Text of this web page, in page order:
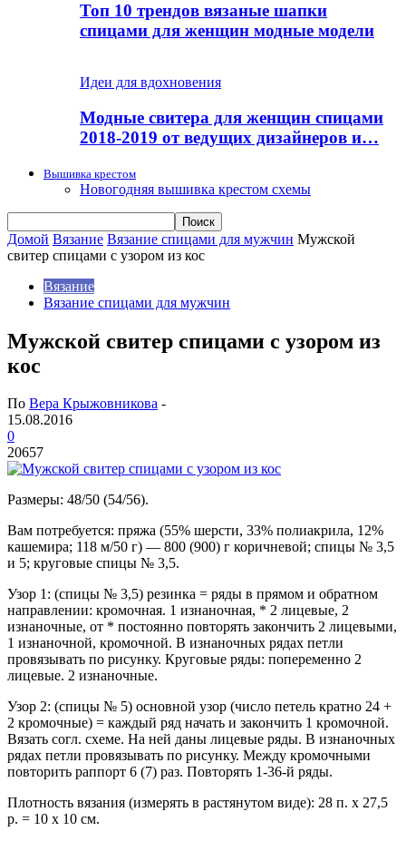
Топ 10 трендов вязаные шапки
спицами для женщин модные модели
Идеи для вдохновения
Модные свитера для женщин спицами
2018-2019 от ведущих дизайнеров и…
Вышивка крестом
Новогодняя вышивка крестом схемы
Домой Вязание Вязание спицами для мужчин Мужской
свитер спицами с узором из кос
Вязание
Вязание спицами для мужчин
Мужской свитер спицами с узором из
кос
По Вера Крыжовникова -
15.08.2016
0
20657
Размеры: 48/50 (54/56).
Вам потребуется: пряжа (55% шерсти, 33% полиакрила, 12%
кашемира; 118 м/50 г) — 800 (900) г коричневой; спицы № 3,5
и 5; круговые спицы № 3,5.
Узор 1: (спицы № 3,5) резинка = ряды в прямом и обратном
направлении: кромочная. 1 изнаночная, * 2 лицевые, 2
изнаночные, от * постоянно повторять закончить 2 лицевыми,
1 изнаночной, кромочной. В изнаночных рядах петли
провязывать по рисунку. Круговые ряды: попеременно 2
лицевые. 2 изнаночные.
Узор 2: (спицы № 5) основной узор (число петель кратно 24 +
2 кромочные) = каждый ряд начать и закончить 1 кромочной.
Вязать согл. схеме. На ней даны лицевые ряды. В изнаночных
рядах петли провязывать по рисунку. Между кромочными
повторить раппорт 6 (7) раз. Повторять 1-36-й ряды.
Плотность вязания (измерять в растянутом виде): 28 п. х 27,5
р. = 10 х 10 см.